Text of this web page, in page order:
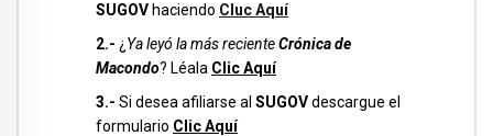
SUGOV haciendo Cluc Aquí
2.- ¿ Ya leyó la más recienteCrónica de
Macondo? Léala Clic Aquí
3.- Si desea afiliarse al SUGOVdescargue el
formulario Clic Aquí